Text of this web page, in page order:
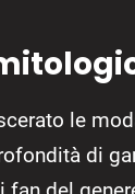
le
di